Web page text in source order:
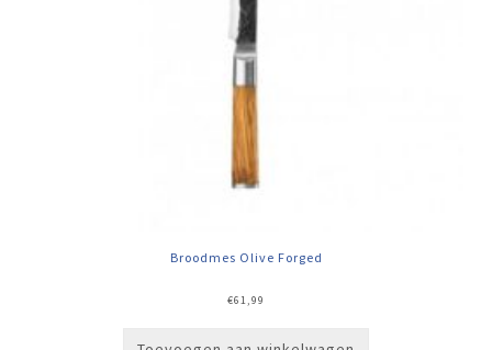
Broodmes Olive Forged
€61,99